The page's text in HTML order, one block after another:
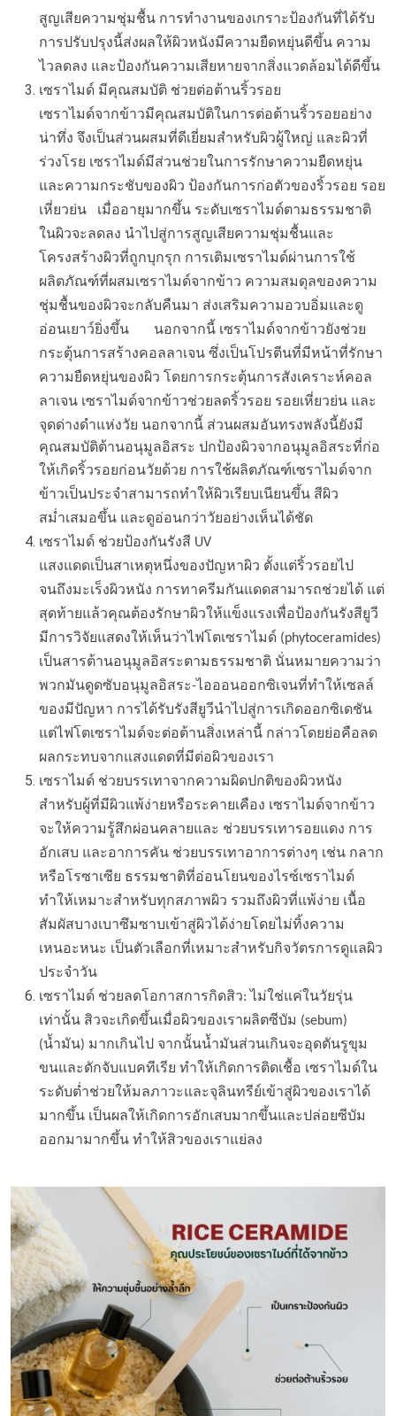
สูญเสียความชุ่มชื้น การทำงานของเกราะป้องกันที่ได้รับ
การปรับปรุงนี้ส่งผลให้ผิวหนังมีความยืดหยุ่นดีขึ้น ความ
ไวลดลง และป้องกันความเสียหายจากสิ่งแวดล้อมได้ดีขึ้น
เซราไมด์ มีคุณสมบัติ ช่วยต่อต้านริ้วรอย
เซราไมด์จากข้าวมีคุณสมบัติในการต่อต้านริ้วรอยอย่าง
น่าทึ่ง จึงเป็นส่วนผสมที่ดีเยี่ยมสำหรับผิวผู้ใหญ่ และผิวที่
ร่วงโรย เซราไมด์มีส่วนช่วยในการรักษาความยืดหยุ่น
และความกระชับของผิว ป้องกันการก่อตัวของริ้วรอย รอย
เหี่ยวย่น เมื่ออายุมากขึ้น ระดับเซราไมด์ตามธรรมชาติ
ในผิวจะลดลง นำไปสู่การสูญเสียความชุ่มชื้นและ
โครงสร้างผิวที่ถูกบุกรุก การเติมเซราไมด์ผ่านการใช้
ผลิตภัณฑ์ที่ผสมเซราไมด์จากข้าว ความสมดุลของความ
ชุ่มชื้นของผิวจะกลับคืนมา ส่งเสริมความอวบอิ่มและดู
อ่อนเยาว์ยิ่งขึ้น นอกจากนี้ เซราไมด์จากข้าวยังช่วย
กระตุ้นการสร้างคอลลาเจน ซึ่งเป็นโปรตีนที่มีหน้าที่รักษา
ความยืดหยุ่นของผิว โดยการกระตุ้นการสังเคราะห์คอล
ลาเจน เซราไมด์จากข้าวช่วยลดริ้วรอย รอยเหี่ยวย่น และ
จุดด่างดำแห่งวัย นอกจากนี้ ส่วนผสมอันทรงพลังนี้ยังมี
คุณสมบัติต้านอนุมูลอิสระ ปกป้องผิวจากอนุมูลอิสระที่ก่อ
ให้เกิดริ้วรอยก่อนวัยด้วย การใช้ผลิตภัณฑ์เซราไมด์จาก
ข้าวเป็นประจำสามารถทำให้ผิวเรียบเนียนขึ้น สีผิว
สม่ำเสมอขึ้น และดูอ่อนกว่าวัยอย่างเห็นได้ชัด
เซราไมด์ ช่วยป้องกันรังสี UV
แสงแดดเป็นสาเหตุหนึ่งของปัญหาผิว ตั้งแต่ริ้วรอยไป
จนถึงมะเร็งผิวหนัง การทาครีมกันแดดสามารถช่วยได้ แต่
สุดท้ายแล้วคุณต้องรักษาผิวให้แข็งแรงเพื่อป้องกันรังสียูวี
มีการวิจัยแสดงให้เห็นว่าไฟโตเซราไมด์ (phytoceramides)
เป็นสารต้านอนุมูลอิสระตามธรรมชาติ นั่นหมายความว่า
พวกมันดูดซับอนุมูลอิสระ-ไอออนออกซิเจนที่ทำให้เซลล์
ของมีปัญหา การได้รับรังสียูวีนำไปสู่การเกิดออกซิเดชัน
แต่ไฟโตเซราไมด์จะต่อต้านสิ่งเหล่านี้ กล่าวโดยย่อคือลด
ผลกระทบจากแสงแดดที่มีต่อผิวของเรา
เซราไมด์ ช่วยบรรเทาจากความผิดปกติของผิวหนัง
สำหรับผู้ที่มีผิวแพ้ง่ายหรือระคายเคือง เซราไมด์จากข้าว
จะให้ความรู้สึกผ่อนคลายและ ช่วยบรรเทารอยแดง การ
อักเสบ และอาการคัน ช่วยบรรเทาอาการต่างๆ เช่น กลาก
หรือโรซาเซีย ธรรมชาติที่อ่อนโยนของไรซ์เซราไมด์
ทำให้เหมาะสำหรับทุกสภาพผิว รวมถึงผิวที่แพ้ง่าย เนื้อ
สัมผัสบางเบาซึมซาบเข้าสู่ผิวได้ง่ายโดยไม่ทิ้งความ
เหนอะหนะ เป็นตัวเลือกที่เหมาะสำหรับกิจวัตรการดูแลผิว
ประจำวัน
เซราไมด์ ช่วยลดโอกาสการกิดสิว: ไม่ใช่แค่ในวัยรุ่น
เท่านั้น สิวจะเกิดขึ้นเมื่อผิวของเราผลิตซีบัม (sebum)
(น้ำมัน) มากเกินไป จากนั้นน้ำมันส่วนเกินจะอุดตันรูขุม
ขนและดักจับแบคทีเรีย ทำให้เกิดการติดเชื้อ เซราไมด์ใน
ระดับต่ำช่วยให้มลภาวะและจุลินทรีย์เข้าสู่ผิวของเราได้
มากขึ้น เป็นผลให้เกิดการอักเสบมากขึ้นและปล่อยซีบัม
ออกมามากขึ้น ทำให้สิวของเราแย่ลง